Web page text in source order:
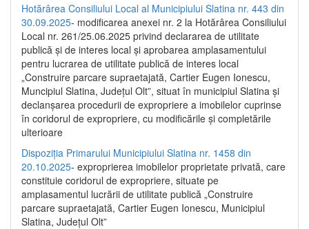
Hotărârea Consiliului Local al Municipiului Slatina nr. 443 din
30.09.2025- modificarea anexei nr. 2 la Hotărârea Consiliului
Local nr. 261/25.06.2025 privind declararea de utilitate
publică şi de interes local şi aprobarea amplasamentului
pentru lucrarea de utilitate publică de interes local
„Construire parcare supraetajată, Cartier Eugen Ionescu,
Muncipiul Slatina, Judeţul Olt”, situat în municipiul Slatina şi
declanşarea procedurii de expropriere a imobilelor cuprinse
în coridorul de expropriere, cu modificările şi completările
ulterioare
Dispoziția Primarului Municipiului Slatina nr. 1458 din
20.10.2025- exproprierea imobilelor proprietate privată, care
constituie coridorul de expropriere, situate pe
amplasamentul lucrării de utilitate publică „Construire
parcare supraetajată, Cartier Eugen Ionescu, Municipiul
Slatina, Județul Olt”